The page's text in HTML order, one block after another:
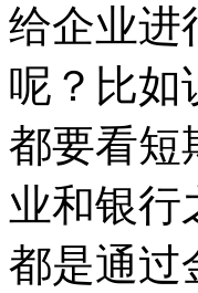
给企业进
呢？比如
都要看短
业和银行
都是通过